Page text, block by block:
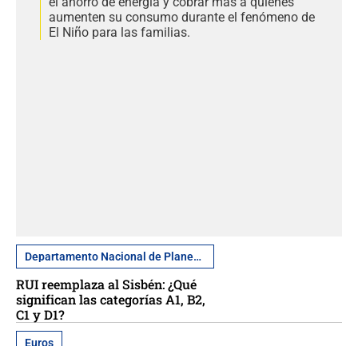
aumenten su consumo durante el fenómeno de
El Niño para las familias.
Departamento Nacional de Planeación
RUI reemplaza al Sisbén: ¿Qué
significan las categorías A1, B2,
C1 y D1?
Euros